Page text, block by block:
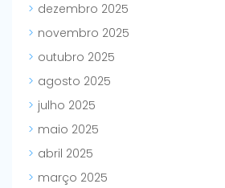
dezembro 2025
novembro 2025
outubro 2025
agosto 2025
julho 2025
maio 2025
abril 2025
março 2025